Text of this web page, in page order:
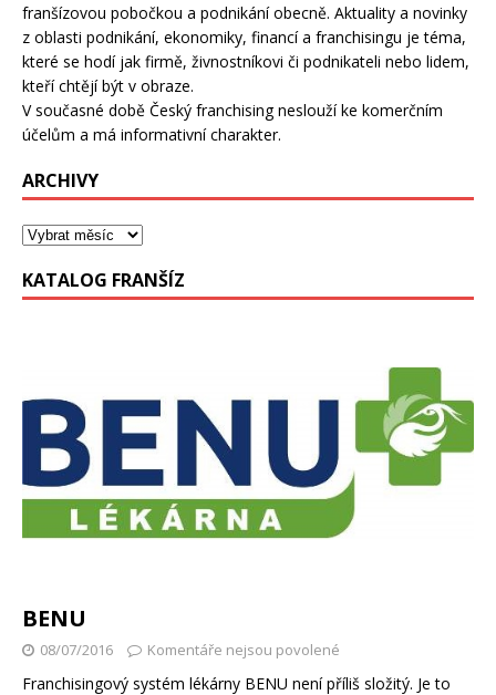
franšízovou pobočkou a podnikání obecně. Aktuality a novinky
z oblasti podnikání, ekonomiky, financí a franchisingu je téma,
které se hodí jak firmě, živnostníkovi či podnikateli nebo lidem,
kteří chtějí být v obraze.
V současné době Český franchising neslouží ke komerčním
účelům a má informativní charakter.
ARCHIVY
KATALOG FRANŠÍZ
BENU
08/07/2016 Komentáře nejsou povolené
Franchisingový systém lékárny BENU není příliš složitý. Je to